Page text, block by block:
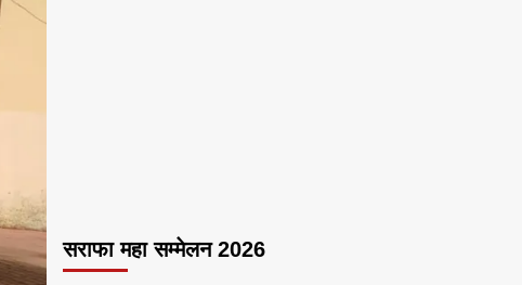
सराफा महा सम्मेलन 2026